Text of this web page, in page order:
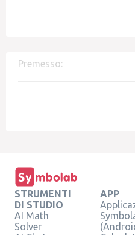
Premesso:
STRUMENTI
DI STUDIO
AI Math
Solver
APP